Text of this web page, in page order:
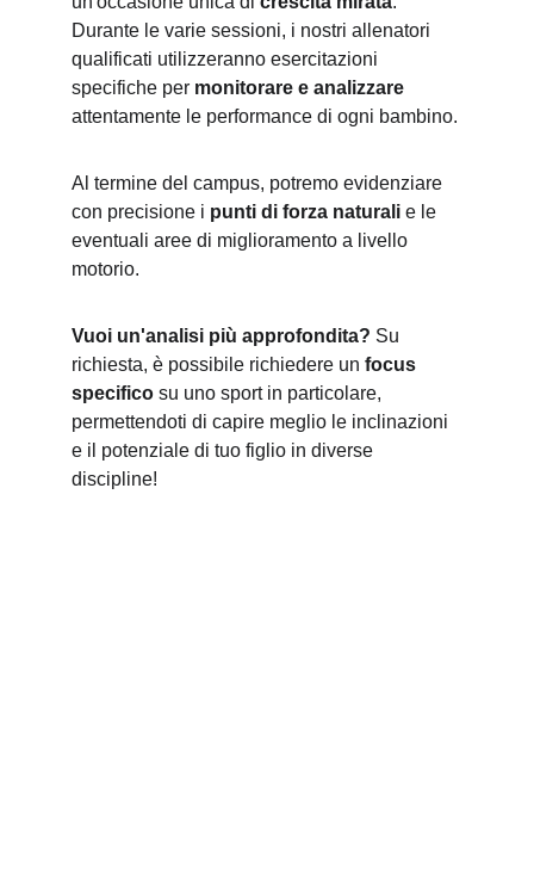
Durante le varie sessioni, i nostri allenatori
qualificati utilizzeranno esercitazioni
specifiche per monitorare e analizzare
attentamente le performance di ogni bambino.
Al termine del campus, potremo evidenziare
con precisione i punti di forza naturali e le
eventuali aree di miglioramento a livello
motorio.
Vuoi un'analisi più approfondita? Su
richiesta, è possibile richiedere un focus
specifico su uno sport in particolare,
permettendoti di capire meglio le inclinazioni
e il potenziale di tuo figlio in diverse
discipline!